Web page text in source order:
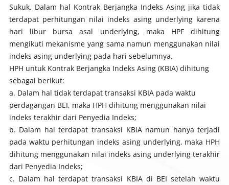
Sukuk. Dalam hal Kontrak Berjangka Indeks Asing jika tidak
terdapat perhitungan nilai indeks asing underlying karena
hari libur bursa asal underlying, maka HPF dihitung
mengikuti mekanisme yang sama namun menggunakan nilai
indeks asing underlying pada hari sebelumnya.
HPH untuk Kontrak Berjangka Indeks Asing (KBIA) dihitung
sebagai berikut:
Dalam hal tidak terdapat transaksi KBIA pada waktu
perdagangan BEI, maka HPH dihitung menggunakan nilai
indeks terakhir dari Penyedia Indeks;
Dalam hal terdapat transaksi KBIA namun hanya terjadi
pada waktu perhitungan indeks asing underlying, maka HPH
dihitung menggunakan nilai indeks asing underlyingterakhir
dari Penyedia Indeks;
Dalam hal terdapat transaksi KBIA di BEI setelah waktu